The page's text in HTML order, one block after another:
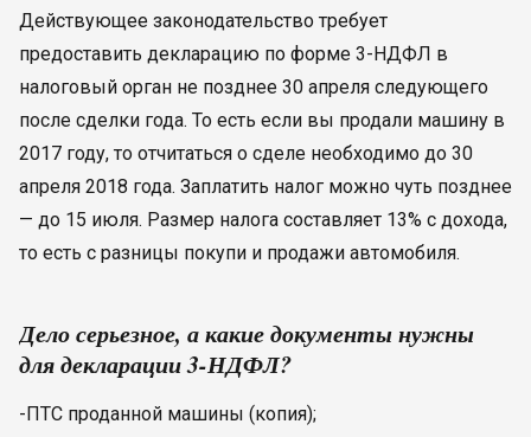
Действующее законодательство требует
предоставить декларацию по форме 3-НДФЛ в
налоговый орган не позднее 30 апреля следующего
после сделки года. То есть если вы продали машину в
2017 году, то отчитаться о сделе необходимо до 30
апреля 2018 года. Заплатить налог можно чуть позднее
— до 15 июля. Размер налога составляет 13% с дохода,
то есть с разницы покупи и продажи автомобиля.
Дело серьезное, а какие документы нужны
для декларации 3-НДФЛ?
-ПТС проданной машины (копия);